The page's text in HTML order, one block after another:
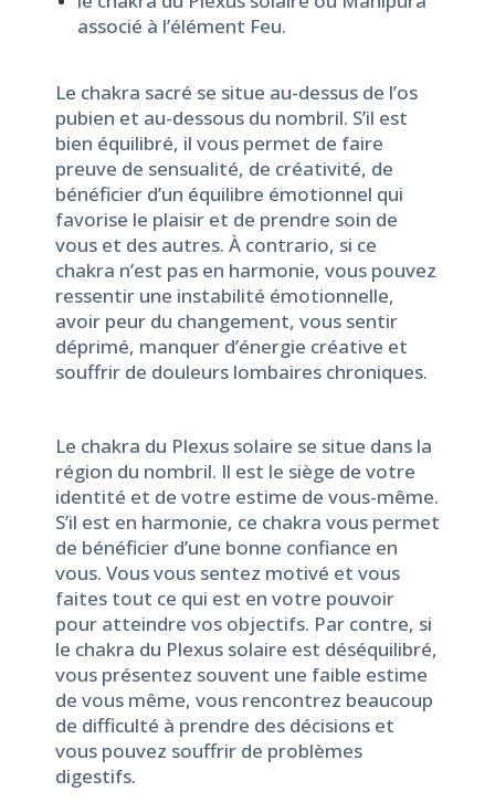
associé à l’élément Feu.
Le chakra sacré se situe au-dessus de l’os
pubien et au-dessous du nombril. S’il est
bien équilibré, il vous permet de faire
preuve de sensualité, de créativité, de
bénéficier d’un équilibre émotionnel qui
favorise le plaisir et de prendre soin de
vous et des autres. À contrario, si ce
chakra n’est pas en harmonie, vous pouvez
ressentir une instabilité émotionnelle,
avoir peur du changement, vous sentir
déprimé, manquer d’énergie créative et
souffrir de douleurs lombaires chroniques.
Le chakra du Plexus solaire se situe dans la
région du nombril. Il est le siège de votre
identité et de votre estime de vous-même.
S’il est en harmonie, ce chakra vous permet
de bénéficier d’une bonne confiance en
vous. Vous vous sentez motivé et vous
faites tout ce qui est en votre pouvoir
pour atteindre vos objectifs. Par contre, si
le chakra du Plexus solaire est déséquilibré,
vous présentez souvent une faible estime
de vous même, vous rencontrez beaucoup
de difficulté à prendre des décisions et
vous pouvez souffrir de problèmes
digestifs.